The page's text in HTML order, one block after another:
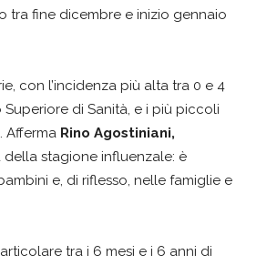
tra fine dicembre e inizio gennaio
con l’incidenza più alta tra 0 e 4
Superiore di Sanità, e i più piccoli
Afferma Rino Agostiniani,
della stagione influenzale: è
e, di riflesso, nelle famiglie e
tra i 6 mesi e i 6 anni di